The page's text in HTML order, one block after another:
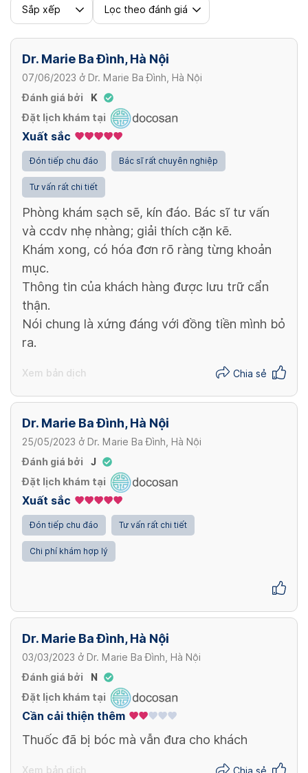
Sắp xếp Lọc theo đánh giá
Dr. Marie Ba Đình, Hà Nội
07/06/2023 ở Dr. Marie Ba Đình, Hà Nội
Đánh giá bởi
K
Đặt lịch khám tại
Xuất sắc
Đón tiếp chu đáo Bác sĩ rất chuyên nghiệp
Tư vấn rất chi tiết
Phòng khám sạch sẽ, kín đáo. Bác sĩ tư vấn
và ccdv nhẹ nhàng; giải thích cặn kẽ.
Khám xong, có hóa đơn rõ ràng từng khoản
mục.
Thông tin của khách hàng được lưu trữ cẩn
thận.
Nói chung là xứng đáng với đồng tiền mình bỏ
ra.
Xem bản dịch Chia sẻ
Dr. Marie Ba Đình, Hà Nội
25/05/2023 ở Dr. Marie Ba Đình, Hà Nội
Đánh giá bởi
J
Đặt lịch khám tại
Xuất sắc
Đón tiếp chu đáo Tư vấn rất chi tiết
Chi phí khám hợp lý
Dr. Marie Ba Đình, Hà Nội
03/03/2023 ở Dr. Marie Ba Đình, Hà Nội
Đánh giá bởi
N
Đặt lịch khám tại
Cần cải thiện thêm
Thuốc đã bị bóc mà vẫn đưa cho khách
Xem bản dịch